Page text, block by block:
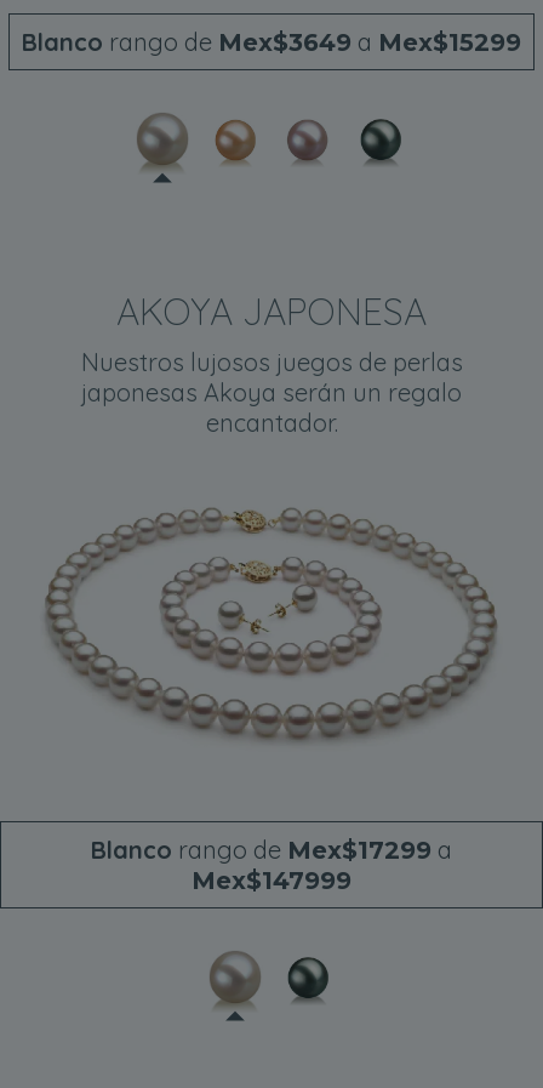
Blanco rango de Mex$3649 a Mex$15299
AKOYA JAPONESA
Nuestros lujosos juegos de perlas
japonesas Akoya serán un regalo
encantador.
Blanco rango de Mex$17299 a
Mex$147999